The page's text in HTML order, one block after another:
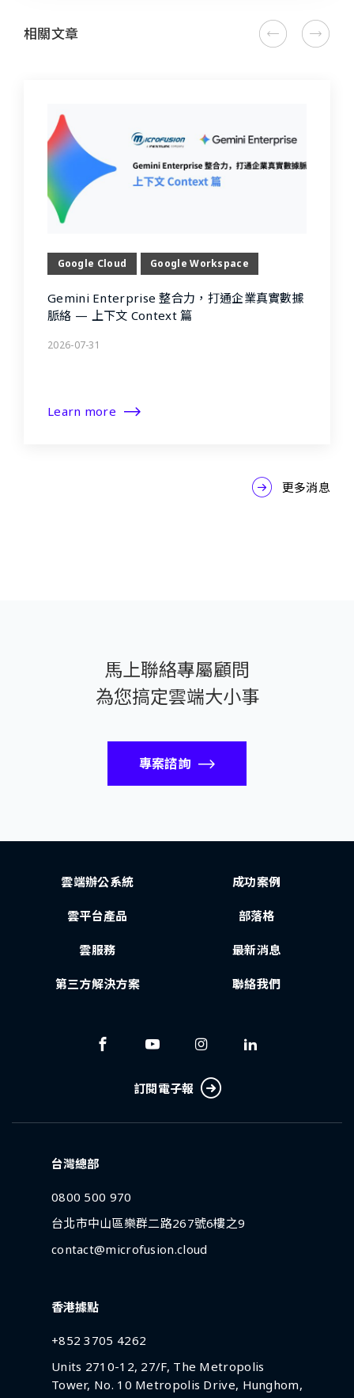
相關文章
Google Cloud Google Workspace
Gemini Enterprise 整合力，打通企業真實數據
脈絡 — 上下文 Context 篇
2026-07-31
Learn more
更多消息
馬上聯絡專屬顧問
為您搞定雲端大小事
專案諮詢
雲端辦公系統
雲平台產品
雲服務
第三方解決方案
成功案例
部落格
最新消息
聯絡我們
訂閱電子報
台灣總部
0800 500 970
台北市中山區樂群二路267號6樓之9
contact@microfusion.cloud
香港據點
+852 3705 4262
Units 2710-12, 27/F, The Metropolis
Tower, No. 10 Metropolis Drive, Hunghom,